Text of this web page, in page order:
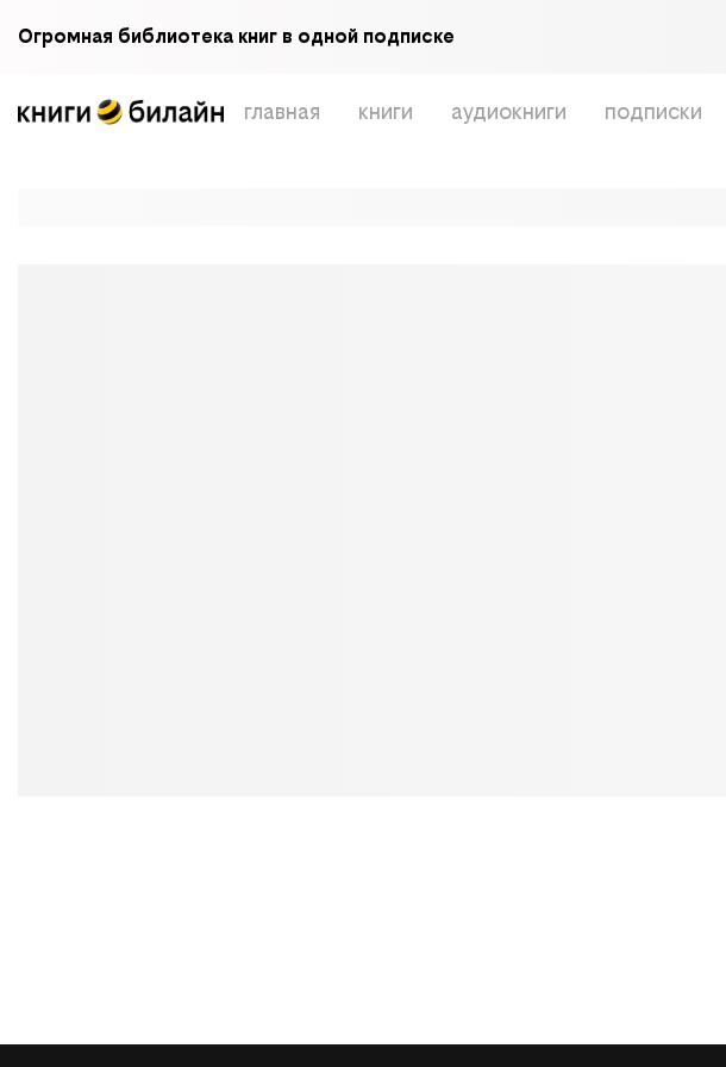
Огромная библиотека книг в одной подписке
главная книги аудиокниги подписки